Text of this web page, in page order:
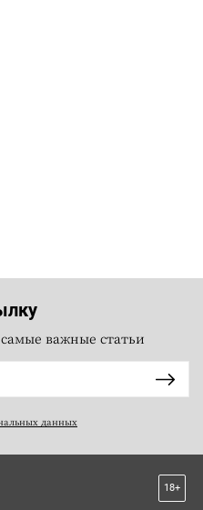
важные статьи
данных
18+